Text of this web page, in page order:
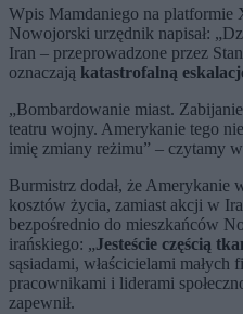
Wpis Mamdaniego na platformie
Nowojorski urzędnik napisał:
Iran – przeprowadzone przez
oznaczają katastrofalną
„Bombardowanie miast.
teatru wojny. Amerykanie tego
imię zmiany reżimu” – czytamy
Burmistrz dodał, że Amerykanie
kosztów życia, zamiast akcji w
bezpośrednio do mieszkańców
irańskiego: „Jesteście częścią
sąsiadami, właścicielami małych
pracownikami i liderami
zapewnił.